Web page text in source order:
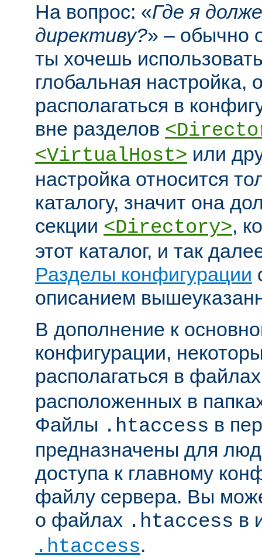
На вопрос: «Где я
директиву?» – обычно
ты хочешь
глобальная настройка,
располагаться в
вне разделов
<VirtualHost> или
настройка относится
каталогу, значит она
секции <Directory>,
этот каталог, и так
Разделы конфигурации
описанием
В дополнение к
конфигурации,
располагаться в
расположенных в
Файлы .htaccess в
предназначены для
доступа к главному
файлу сервера. Вы
о файлах .htaccess в
.htaccess.